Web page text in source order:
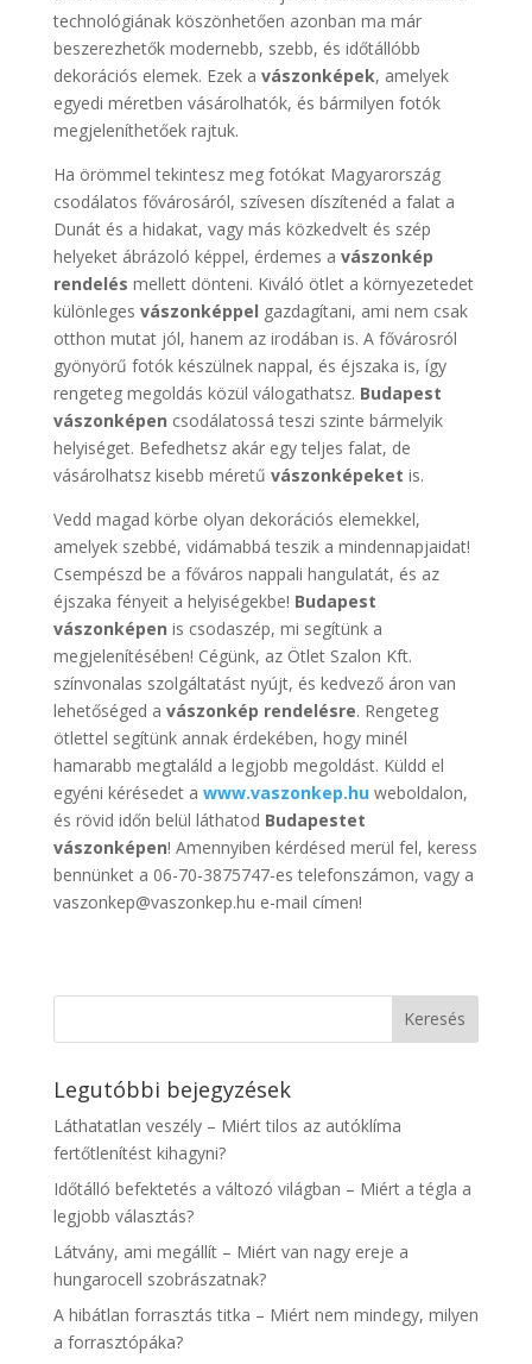
technológiának köszönhetően azonban ma már
beszerezhetők modernebb, szebb, és időtállóbb
dekorációs elemek. Ezek a vászonképek, amelyek
egyedi méretben vásárolhatók, és bármilyen fotók
megjeleníthetőek rajtuk.
Ha örömmel tekintesz meg fotókat Magyarország
csodálatos fővárosáról, szívesen díszítenéd a falat a
Dunát és a hidakat, vagy más közkedvelt és szép
helyeket ábrázoló képpel, érdemes a vászonkép
rendelés mellett dönteni. Kiváló ötlet a környezetedet
különleges vászonképpel gazdagítani, ami nem csak
otthon mutat jól, hanem az irodában is. A fővárosról
gyönyörű fotók készülnek nappal, és éjszaka is, így
rengeteg megoldás közül válogathatsz. Budapest
vászonképen csodálatossá teszi szinte bármelyik
helyiséget. Befedhetsz akár egy teljes falat, de
vásárolhatsz kisebb méretű vászonképeket is.
Vedd magad körbe olyan dekorációs elemekkel,
amelyek szebbé, vidámabbá teszik a mindennapjaidat!
Csempészd be a főváros nappali hangulatát, és az
éjszaka fényeit a helyiségekbe! Budapest
vászonképen is csodaszép, mi segítünk a
megjelenítésében! Cégünk, az Ötlet Szalon Kft.
színvonalas szolgáltatást nyújt, és kedvező áron van
lehetőséged a vászonkép rendelésre. Rengeteg
ötlettel segítünk annak érdekében, hogy minél
hamarabb megtaláld a legjobb megoldást. Küldd el
egyéni kérésedet a www.vaszonkep.hu weboldalon,
és rövid időn belül láthatod Budapestet
vászonképen! Amennyiben kérdésed merül fel, keress
bennünket a 06-70-3875747-es telefonszámon, vagy a
vaszonkep@vaszonkep.hu e-mail címen!
Legutóbbi bejegyzések
Láthatatlan veszély – Miért tilos az autóklíma
fertőtlenítést kihagyni?
Időtálló befektetés a változó világban – Miért a tégla a
legjobb választás?
Látvány, ami megállít – Miért van nagy ereje a
hungarocell szobrászatnak?
A hibátlan forrasztás titka – Miért nem mindegy, milyen
a forrasztópáka?